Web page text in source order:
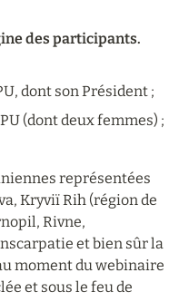
des participants.
dont son Président ;
(dont deux femmes) ;
représentées
Kryviï Rih (région de
Rivne,
et bien sûr la
moment du webinaire
et sous le feu de